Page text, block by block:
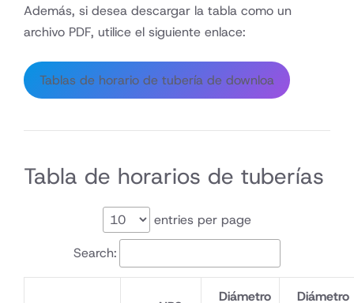
Además, si desea descargar la tabla como un
archivo PDF, utilice el siguiente enlace:
Tablas de horario de tubería de downloa
Tabla de horarios de tuberías
entries per page
Search:
Diámetro Diámetro